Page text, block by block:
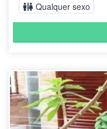
Qualquer sexo